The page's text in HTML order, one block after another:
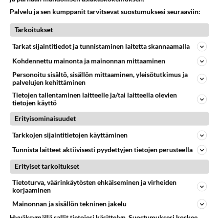
Merkkiä? Kauppaa? Ki...
16.05.2015 08:09 43 19768
SEKSI Vastattu 48m
Tänään,naista luonnonhelmaan? Seinäjoki!
Löytyykö nyt halukasta 18-58v Naista seksi seuraksi
luonnon helmaan Seinäjoella? komeahko,
nelikymppinen, normaalivartal...
Ddlg? Muita kiinnostuneita?
Dom daddy/little girl harrastajia Suomessa varmasti
erittäin harvassa... Itse olen nuori tyttö joka haaveilee
omistushal...
29.11.2015 19:25
Palvelu ja sen kumppanit tarvitsevat suostumuksesi seuraaviin:
Tarkoitukset
Tarkat sijaintitiedot ja tunnistaminen laitetta skannaamalla
Kohdennettu mainonta ja mainonnan mittaaminen
Personoitu sisältö, sisällön mittaaminen, yleisötutkimus ja
palvelujen kehittäminen
Tietojen tallentaminen laitteelle ja/tai laitteella olevien
tietojen käyttö
Erityisominaisuudet
Tarkkojen sijaintitietojen käyttäminen
Tunnista laitteet aktiivisesti pyydettyjen tietojen perusteella
Erityiset tarkoitukset
Tietoturva, väärinkäytösten ehkäiseminen ja virheiden
korjaaminen
Mainonnan ja sisällön tekninen jakelu